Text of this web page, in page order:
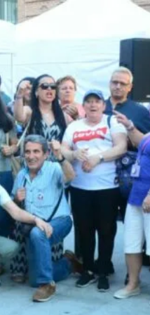
8M EN LEGANÉS: POR UNA